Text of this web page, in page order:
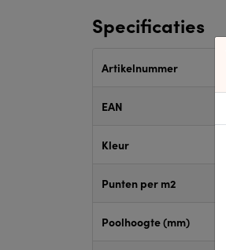
Specificaties
Artikelnummer
EAN
Kleur
Punten per m2
Poolhoogte (mm)